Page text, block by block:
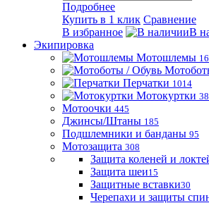
Подробнее
Купить в 1 клик Сравнение
В избранное
В
Экипировка
Мотошлемы
Перчатки 1014
Мотокуртки
Мотоочки 445
Джинсы/Штаны 185
Подшлемники и банданы 95
Мотозащита 308
Защита коленей и
Защита шеи15
Защитные вставки30
Черепахи и защиты